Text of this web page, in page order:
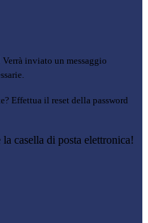
Verrà inviato un messaggio
Effettua il reset della password
casella di posta elettronica!